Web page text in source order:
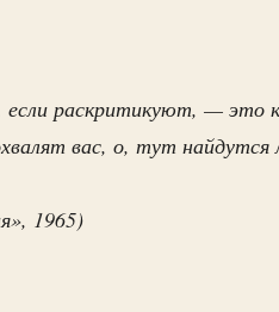
если раскритикуют, — это
вас, о, тут
1965)